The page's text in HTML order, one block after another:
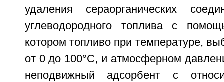
удаления сераорганических
углеводородного топлива с
котором топливо при температуре,
от 0 до 100°C, и атмосферном
неподвижный адсорбент с